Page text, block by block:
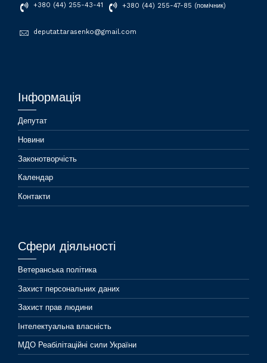
+380 (44) 255-43-41 +380 (44) 255-47-85 (помічник)
deputat.tarasenko@gmail.com
Інформація
Депутат
Новини
Законотворчість
Календар
Контакти
Сфери діяльності
Ветеранська політика
Захист персональних даних
Захист прав людини
Інтелектуальна власність
МДО Реабілітаційні сили України